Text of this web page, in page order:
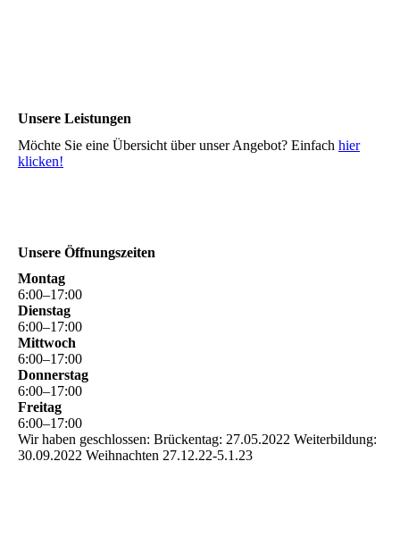
Unsere Leistungen
Möchte Sie eine Übersicht über unser Angebot? Einfach hier
klicken!
Unsere Öffnungszeiten
Montag
6:00–17:00
Dienstag
6:00–17:00
Mittwoch
6:00–17:00
Donnerstag
6:00–17:00
Freitag
6:00–17:00
Wir haben geschlossen: Brückentag: 27.05.2022 Weiterbildung:
30.09.2022 Weihnachten 27.12.22-5.1.23